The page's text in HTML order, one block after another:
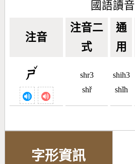
國語讀音
注音
注音二
式
通
用
ㄕ
ˇ
shr3
shř
shih3
shǐh
字形資訊